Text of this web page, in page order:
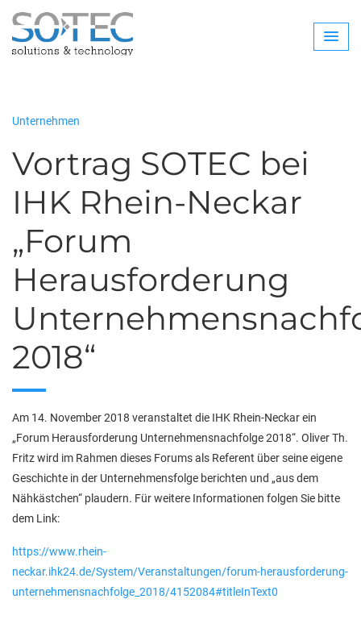
Unternehmen
Vortrag SOTEC bei
IHK Rhein-Neckar
„Forum
Herausforderung
2018“
Am 14. November 2018 veranstaltet die IHK Rhein-Neckar ein
„Forum Herausforderung Unternehmensnachfolge 2018“. Oliver Th.
Fritz wird im Rahmen dieses Forums als Referent über seine eigene
Geschichte in der Unternehmensfolge berichten und „aus dem
Nähkästchen“ plaudern. Für weitere Informationen folgen Sie bitte
dem Link:
https://www.rhein-
neckar.ihk24.de/System/Veranstaltungen/forum-herausforderung-
unternehmensnachfolge_2018/4152084#titleInText0